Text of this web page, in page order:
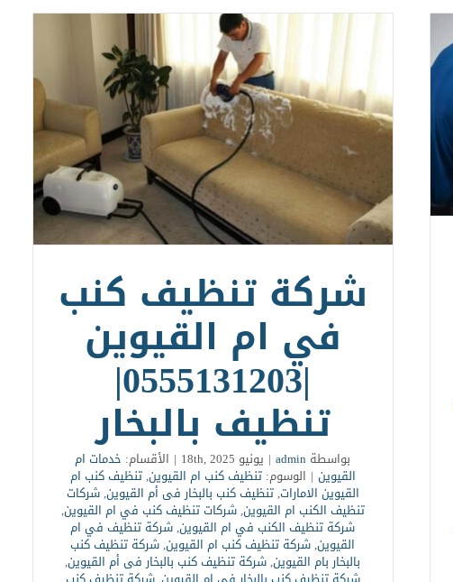
شركة تنظيف كنب
في ام القيوين
|0555131203|
تنظيف بالبخار
بواسطة admin
| يونيو 18th, 2025 | الأقسام: خدمات ام
القيوين | الوسوم:تنظيف كنب ام القيوين,تنظيف كنب ام
القيوين الامارات,تنظيف كنب بالبخار فى أم القيوين,شركات
تنظيف الكنب ام القيوين,شركات تنظيف كنب في ام القيوين,
شركة تنظيف الكنب في ام القيوين,شركة تنظيف في ام
القيوين,شركة تنظيف كنب ام القيوين,شركة تنظيف كنب
بالبخار بام القيوين,شركة تنظيف كنب بالبخار فى أم القيوين,